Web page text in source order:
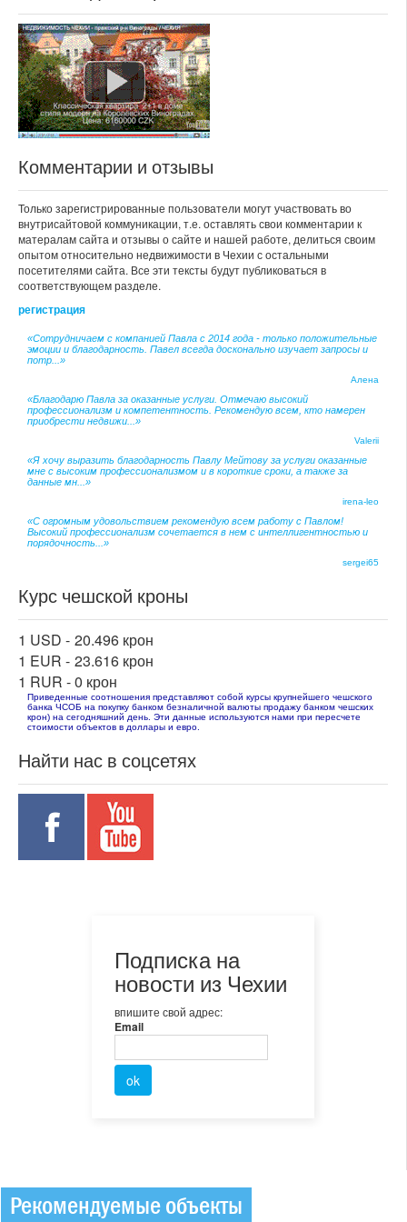
Комментарии и отзывы
Только зарегистрированные пользователи могут участвовать во
внутрисайтовой коммуникации, т.е. оставлять свои комментарии к
матералам сайта и отзывы о сайте и нашей работе, делиться своим
опытом относительно недвижимости в Чехии с остальными
посетителями сайта. Все эти тексты будут публиковаться в
соответствующем разделе.
регистрация
«Сотрудничаем с компанией Павла с 2014 года - только положительные
эмоции и благодарность. Павел всегда досконально изучает запросы и
потр...»
Алена
«Благодарю Павла за оказанные услуги. Отмечаю высокий
профессионализм и компетентность. Рекомендую всем, кто намерен
приобрести недвижи...»
Valerii
«Я хочу выразить благодарность Павлу Мейтову за услуги оказанные
мне с высоким профессионализмом и в короткие сроки, а также за
данные мн...»
irena-leo
«С огромным удовольствием рекомендую всем работу с Павлом!
Высокий профессионализм сочетается в нем с интеллигентностью и
порядочность...»
sergei65
Курс чешской кроны
1 USD - 20.496 крон
1 EUR - 23.616 крон
1 RUR -0 крон
Приведенные соотношения представляют собой курсы крупнейшего чешского
банка ЧСОБ на покупку банком безналичной валюты продажу банком чешских
крон) на сегодняшний день. Эти данные используются нами при пересчете
стоимости объектов в доллары и евро.
Найти нас в соцсетях
Подписка на
новости из Чехии
впишите свой адрес:
Email
Рекомендуемые объекты